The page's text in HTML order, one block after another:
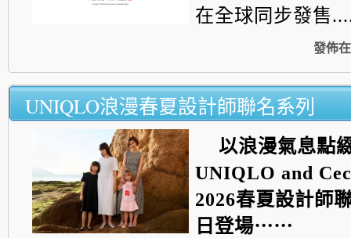
在全球同步發售
發佈在
UNIQLO浪漫春夏設計師聯名系列
以浪漫氣息點
UNIQLO and
2026春夏設計師
日登場⋯⋯